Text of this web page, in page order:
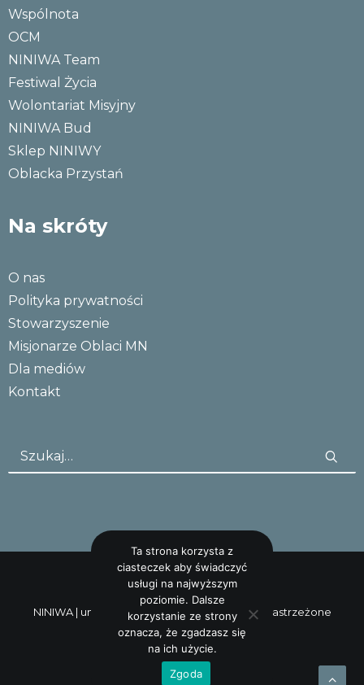
Wspólnota
OCM
NINIWA Team
Festiwal Życia
Wolontariat Misyjny
NINIWA Bud
Sklep NINIWY
Oblacka Przystań
Na skróty
O nas
Polityka prywatności
Stowarzyszenie
Misjonarze Oblaci MN
Dla mediów
Kontakt
NINIWA | uncreative: studioWszystkie prawa zastrzeżone
Ta strona korzysta z
ciasteczek aby świadczyć
usługi na najwyższym
poziomie. Dalsze
korzystanie ze strony
oznacza, że zgadzasz się
na ich użycie.
Zgoda